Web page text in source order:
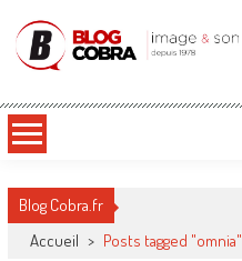
Blog Cobra
Blog Cobra.fr
Accueil > Posts tagged "omnia"